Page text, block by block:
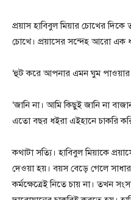
প্রয়াস হাবিবুল মিয়ার চোখের
চোখে। প্রয়াসের সন্দেহ আরো এক
‘হুট করে আপনার এমন ঘুম পাওয়ার
‘জানি না। আমি কিছুই জানি না
এতো বছর ধইরা এইহানে চাকরি
কথাটা সত্যি। হাবিবুল মিয়াকে
দেওয়া হয়। বয়স বেড়ে গেলে
কর্মক্ষেত্রেই নিতে চায় না। তখন